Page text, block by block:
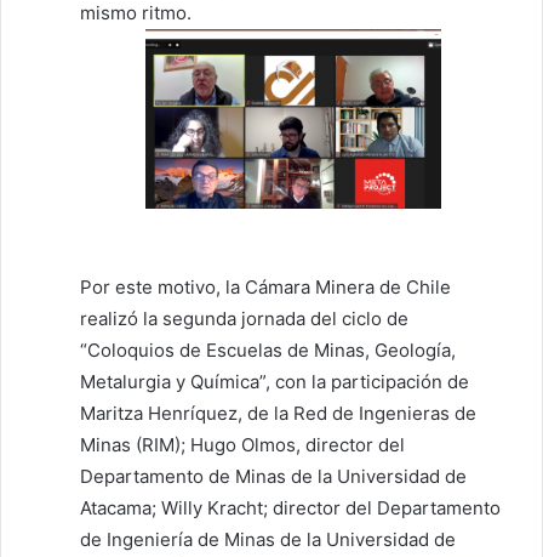
mismo ritmo.
Por este motivo, la Cámara Minera de Chile
realizó la segunda jornada del ciclo de
“Coloquios de Escuelas de Minas, Geología,
Metalurgia y Química”, con la participación de
Maritza Henríquez, de la Red de Ingenieras de
Minas (RIM); Hugo Olmos, director del
Departamento de Minas de la Universidad de
Atacama; Willy Kracht; director del Departamento
de Ingeniería de Minas de la Universidad de